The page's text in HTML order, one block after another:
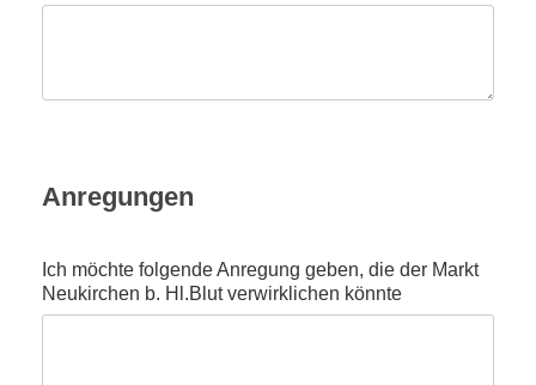
Anregungen
Ich möchte folgende Anregung geben, die der Markt
Neukirchen b. Hl.Blut verwirklichen könnte